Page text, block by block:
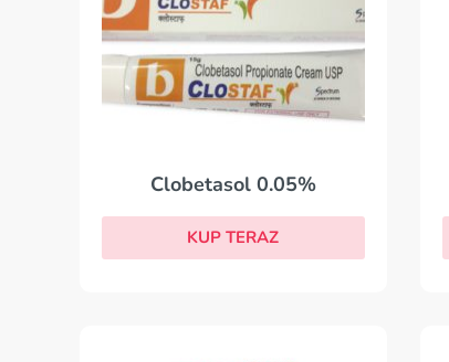
Clobetasol 0.05%
KUP TERAZ